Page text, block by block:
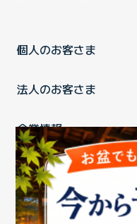
個人のお客さま
法人のお客さま
企業情報
ご利用中の方
お問い合わせ消費税の表示